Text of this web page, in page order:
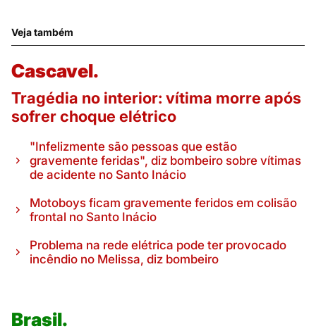
Veja também
Cascavel.
Tragédia no interior: vítima morre após
sofrer choque elétrico
"Infelizmente são pessoas que estão
gravemente feridas", diz bombeiro sobre vítimas
de acidente no Santo Inácio
Motoboys ficam gravemente feridos em colisão
frontal no Santo Inácio
Problema na rede elétrica pode ter provocado
incêndio no Melissa, diz bombeiro
Brasil.